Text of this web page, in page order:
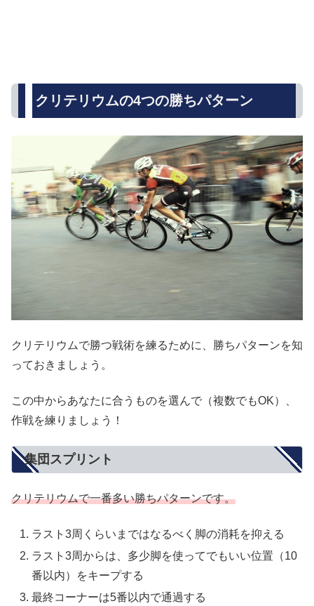
クリテリウムの4つの勝ちパターン
クリテリウムで勝つ戦術を練るために、勝ちパターンを知
っておきましょう。
この中からあなたに合うものを選んで（複数でもOK）、
作戦を練りましょう！
集団スプリント
クリテリウムで一番多い勝ちパターンです。
ラスト3周くらいまではなるべく脚の消耗を抑える
ラスト3周からは、多少脚を使ってでもいい位置（10
番以内）をキープする
最終コーナーは5番以内で通過する